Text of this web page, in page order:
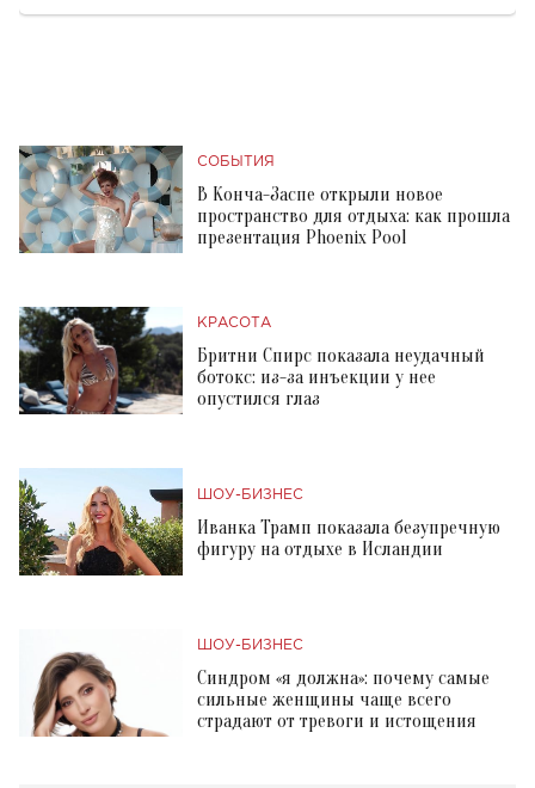
СОБЫТИЯ
В Конча-Заспе открыли новое
пространство для отдыха: как прошла
презентация Phoenix Pool
КРАСОТА
Бритни Спирс показала неудачный
ботокс: из-за инъекции у нее
опустился глаз
ШОУ-БИЗНЕС
Иванка Трамп показала безупречную
фигуру на отдыхе в Исландии
ШОУ-БИЗНЕС
Синдром «я должна»: почему самые
сильные женщины чаще всего
страдают от тревоги и истощения